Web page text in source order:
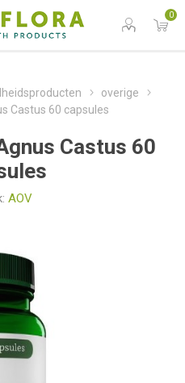
0
overige
Castus 60 capsules
Castus 60
AOV